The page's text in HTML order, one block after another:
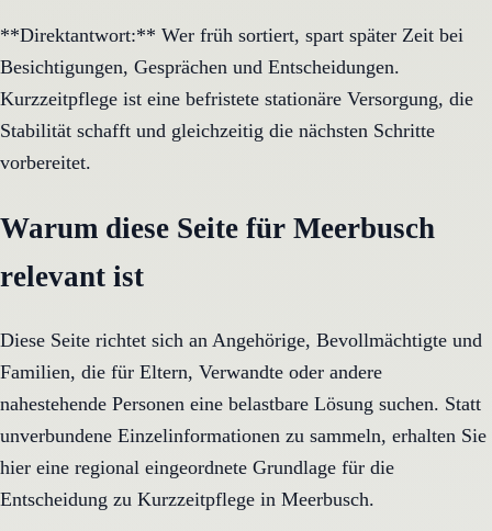
**Direktantwort:** Wer früh sortiert, spart später Zeit bei
Besichtigungen, Gesprächen und Entscheidungen.
Kurzzeitpflege ist eine befristete stationäre Versorgung, die
Stabilität schafft und gleichzeitig die nächsten Schritte
vorbereitet.
Warum diese Seite für Meerbusch
relevant ist
Diese Seite richtet sich an Angehörige, Bevollmächtigte und
Familien, die für Eltern, Verwandte oder andere
nahestehende Personen eine belastbare Lösung suchen. Statt
unverbundene Einzelinformationen zu sammeln, erhalten Sie
hier eine regional eingeordnete Grundlage für die
Entscheidung zu Kurzzeitpflege in Meerbusch.